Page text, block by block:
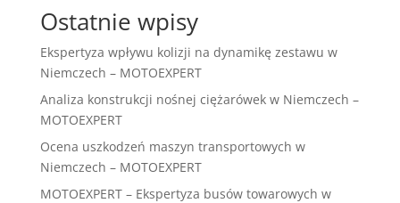
Ostatnie wpisy
Ekspertyza wpływu kolizji na dynamikę zestawu w
Niemczech – MOTOEXPERT
Analiza konstrukcji nośnej ciężarówek w Niemczech –
MOTOEXPERT
Ocena uszkodzeń maszyn transportowych w
Niemczech – MOTOEXPERT
MOTOEXPERT – Ekspertyza busów towarowych w